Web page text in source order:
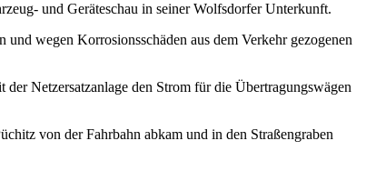
und Geräteschau in seiner Wolfsdorfer Unterkunft.
wegen Korrosionsschäden aus dem Verkehr gezogenen
Netzersatzanlage den Strom für die Übertragungswägen
von der Fahrbahn abkam und in den Straßengraben